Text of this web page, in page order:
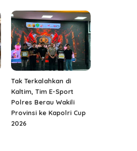
Tak Terkalahkan di
Kaltim, Tim E-Sport
Polres Berau Wakili
Provinsi ke Kapolri Cup
2026